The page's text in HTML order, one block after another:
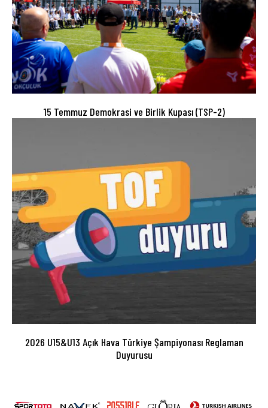
15 Temmuz Demokrasi ve Birlik Kupası (TSP-2)
2026 U15&U13 Açık Hava Türkiye Şampiyonası Reglaman
Duyurusu